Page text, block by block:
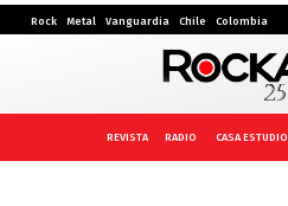
Rock Metal Vanguardia Chile Colombia
REVISTA RADIO CASA ESTUDIO